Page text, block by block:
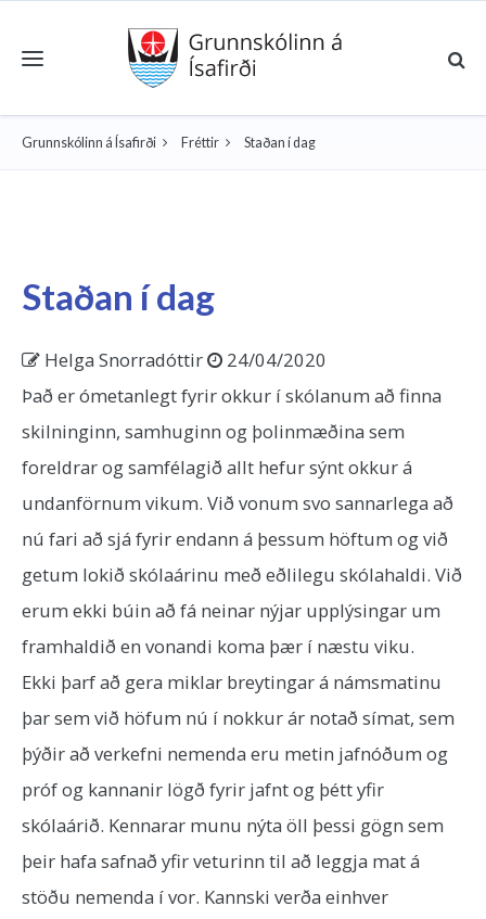
Toggle navigation
Grunnskólinn á Ísafirði Fréttir Staðan í dag
Staðan í dag
Helga Snorradóttir
24/04/2020
Það er ómetanlegt fyrir okkur í skólanum að finna
skilninginn, samhuginn og þolinmæðina sem
foreldrar og samfélagið allt hefur sýnt okkur á
undanförnum vikum. Við vonum svo sannarlega að
nú fari að sjá fyrir endann á þessum höftum og við
getum lokið skólaárinu með eðlilegu skólahaldi. Við
erum ekki búin að fá neinar nýjar upplýsingar um
framhaldið en vonandi koma þær í næstu viku.
Ekki þarf að gera miklar breytingar á námsmatinu
þar sem við höfum nú í nokkur ár notað símat, sem
þýðir að verkefni nemenda eru metin jafnóðum og
próf og kannanir lögð fyrir jafnt og þétt yfir
skólaárið. Kennarar munu nýta öll þessi gögn sem
þeir hafa safnað yfir veturinn til að leggja mat á
stöðu nemenda í vor. Kannski verða einhver